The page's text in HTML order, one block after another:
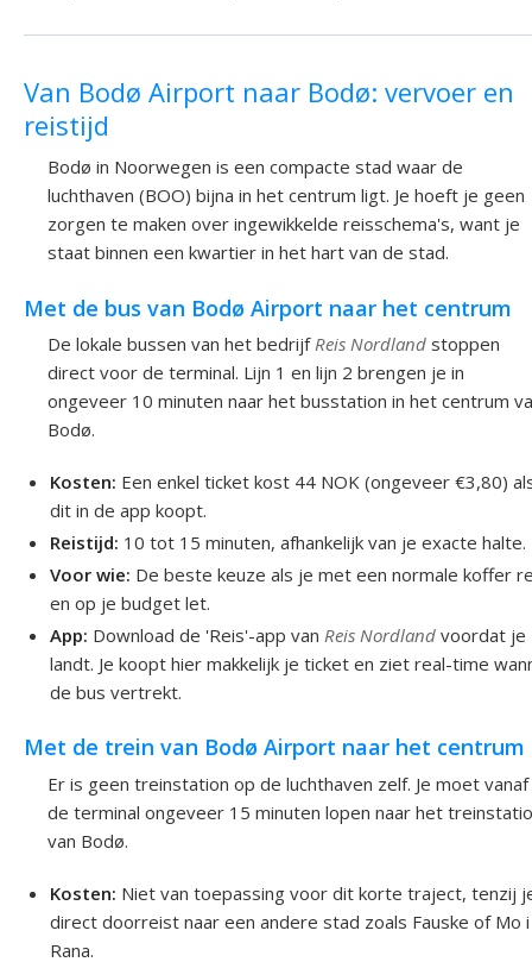
Van Bodø Airport naar Bodø: vervoer en
reistijd
Bodø in Noorwegen is een compacte stad waar de
luchthaven (BOO) bijna in het centrum ligt. Je hoeft je geen
zorgen te maken over ingewikkelde reisschema's, want je
staat binnen een kwartier in het hart van de stad.
Met de bus van Bodø Airport naar het centrum
De lokale bussen van het bedrijf Reis Nordland stoppen
direct voor de terminal. Lijn 1 en lijn 2 brengen je in
ongeveer 10 minuten naar het busstation in het centrum
Bodø.
Kosten: Een enkel ticket kost 44 NOK (ongeveer €3,80)
dit in de app koopt.
Reistijd: 10 tot 15 minuten, afhankelijk van je exacte halte.
Voor wie: De beste keuze als je met een normale koffer
en op je budget let.
App: Download de 'Reis'-app van Reis Nordland voordat je
landt. Je koopt hier makkelijk je ticket en ziet real-time
de bus vertrekt.
Met de trein van Bodø Airport naar het centrum
Er is geen treinstation op de luchthaven zelf. Je moet vanaf
de terminal ongeveer 15 minuten lopen naar het
van Bodø.
Kosten: Niet van toepassing voor dit korte traject, tenzij
direct doorreist naar een andere stad zoals Fauske of Mo i
Rana.